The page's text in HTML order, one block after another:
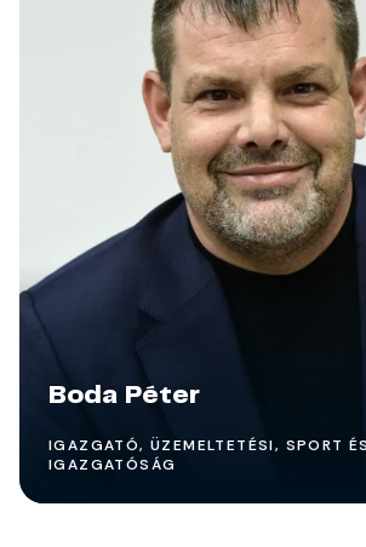
Boda Péter
IGAZGATÓ, ÜZEMELTETÉSI, SPORT
IGAZGATÓSÁG